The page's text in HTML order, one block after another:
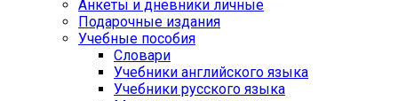
Анкеты и дневники личные
Подарочные издания
Учебные пособия
Словари
Учебники английского языка
Учебники русского языка